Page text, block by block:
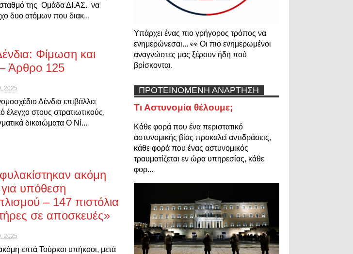
της Ομάδα ΔΙ.ΑΣ. να
δυο ατόμων που διακ...
Φίμωση και
Άρθρο 125
2025
Δένδια επιβάλλει
έλεγχο στους στρατιωτικούς,
δικαιώματα Ο Νί...
ακόμη
υπόθεση
– 147 πιστόλια
σε αποσκευές»
2025
επτά Τούρκοι υπήκοοι, μετά
Υπάρχει ένας πιο γρήγορος τρόπος να
ενημερώνεσαι... 👀 Οι πιο ενημερωμένοι
αναγνώστες μας ξέρουν ήδη πού
βρίσκονται.
ΠΡΟΤΕΙΝΟΜΕΝΗ ΑΝΑΡΤΗΣΗ
Τι Αστυνομία θέλουμε;
Κάθε φορά που ένα περιστατικό
αστυνομικής βίας προκαλεί αντιδράσεις,
κάθε φορά που ένας αστυνομικός
τραυματίζεται εν ώρα υπηρεσίας, κάθε
φορ...